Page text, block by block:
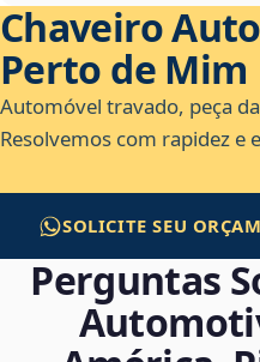
Chaveiro
Perto de Mim
Automóvel travado, peça
Resolvemos com rapidez e
SOLICITE SEU
Perguntas